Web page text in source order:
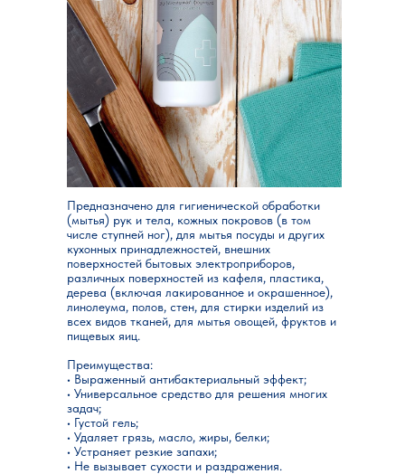
Предназначено для гигиенической обработки
(мытья) рук и тела, кожных покровов (в том
числе ступней ног), для мытья посуды и других
кухонных принадлежностей, внешних
поверхностей бытовых электроприборов,
различных поверхностей из кафеля, пластика,
дерева (включая лакированное и окрашенное),
линолеума, полов, стен, для стирки изделий из
всех видов тканей, для мытья овощей, фруктов и
пищевых яиц.
Преимущества:
• Выраженный антибактериальный эффект;
• Универсальное средство для решения многих
задач;
• Густой гель;
• Удаляет грязь, масло, жиры, белки;
• Устраняет резкие запахи;
• Не вызывает сухости и раздражения.